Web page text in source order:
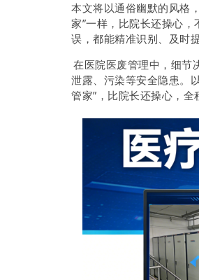
本文将以通俗幽默的风格
家”一样，比院长还操心
误，都能精准识别、及时
在医院医废管理中，细节
泄露、污染等安全隐患。
管家”，比院长还操心，